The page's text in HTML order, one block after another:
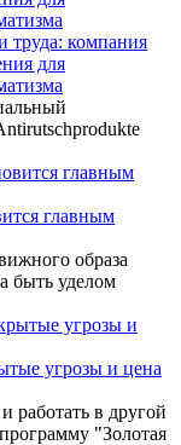
труда: компания
для
главным
образа
быть уделом
угрозы и цена
работать в другой
"Золотая